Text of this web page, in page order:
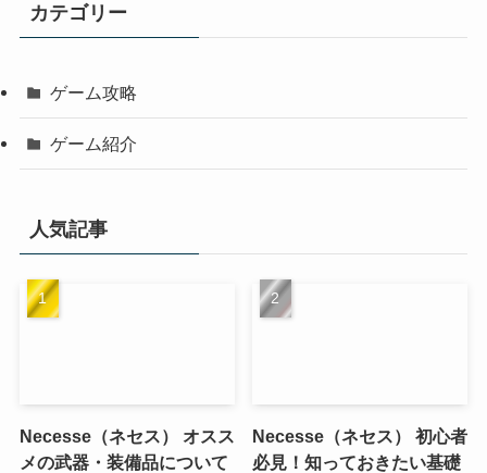
カテゴリー
ゲーム攻略
ゲーム紹介
人気記事
Necesse（ネセス） オスス
メの武器・装備品について
Necesse（ネセス） 初心者
必見！知っておきたい基礎